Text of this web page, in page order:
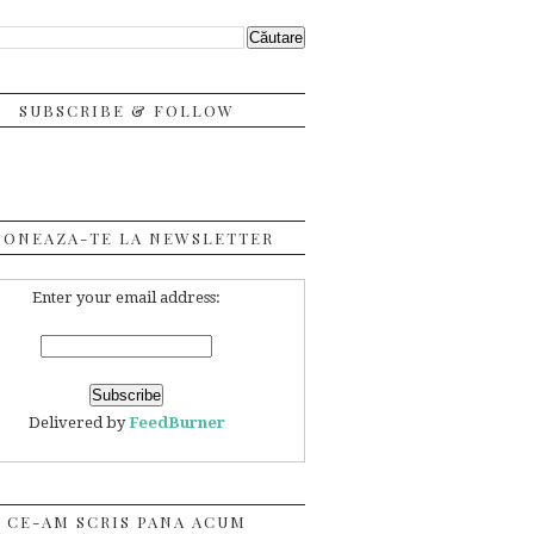
SUBSCRIBE & FOLLOW
TE LA NEWSLETTER
Enter your email address:
Delivered byFeedBurner
CE-AM SCRIS PANA ACUM